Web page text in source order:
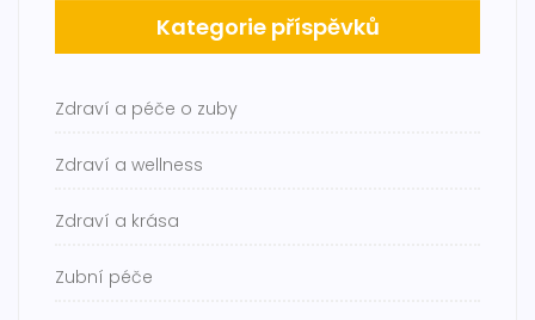
Kategorie příspěvků
Zdraví a péče o zuby
Zdraví a wellness
Zdraví a krása
Zubní péče